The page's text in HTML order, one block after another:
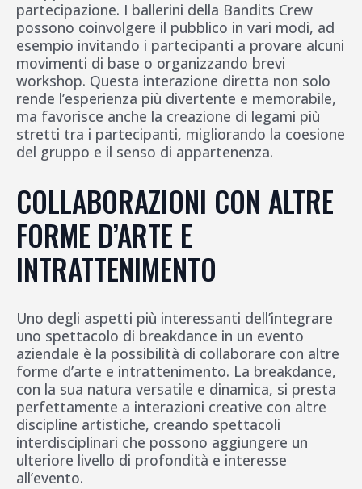
partecipazione. I ballerini della Bandits Crew
possono coinvolgere il pubblico in vari modi, ad
esempio invitando i partecipanti a provare alcuni
movimenti di base o organizzando brevi
workshop. Questa interazione diretta non solo
rende l’esperienza più divertente e memorabile,
ma favorisce anche la creazione di legami più
stretti tra i partecipanti, migliorando la coesione
del gruppo e il senso di appartenenza.
COLLABORAZIONI CON ALTRE
FORME D’ARTE E
INTRATTENIMENTO
Uno degli aspetti più interessanti dell’integrare
uno spettacolo di breakdance in un evento
aziendale è la possibilità di collaborare con altre
forme d’arte e intrattenimento. La breakdance,
con la sua natura versatile e dinamica, si presta
perfettamente a interazioni creative con altre
discipline artistiche, creando spettacoli
interdisciplinari che possono aggiungere un
ulteriore livello di profondità e interesse
all’evento.